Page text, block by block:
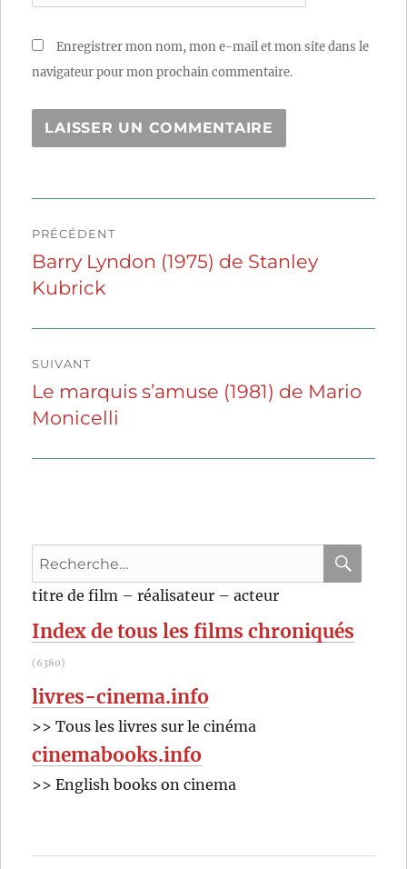
Enregistrer mon nom, mon e-mail et mon site dans le
navigateur pour mon prochain commentaire.
de
l’article
PRÉCÉDENT
Publication
précédente :
Barry Lyndon (1975) de Stanley
Kubrick
SUIVANT
Publication
suivante :
Le marquis s’amuse (1981) de Mario
Monicelli
Recherche
pour
:
titre de film – réalisateur – acteur
Index de tous les films chroniqués
(6380)
livres-cinema.info
>> Tous les livres sur le cinéma
cinemabooks.info
>> English books on cinema